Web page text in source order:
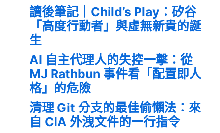
讀後筆記｜Child’s Play：矽谷
「高度行動者」與虛無新貴的誕
生
AI 自主代理人的失控一擊：從
MJ Rathbun 事件看「配置即人
格」的危險
清理 Git 分支的最佳偷懶法：來
自 CIA 外洩文件的一行指令